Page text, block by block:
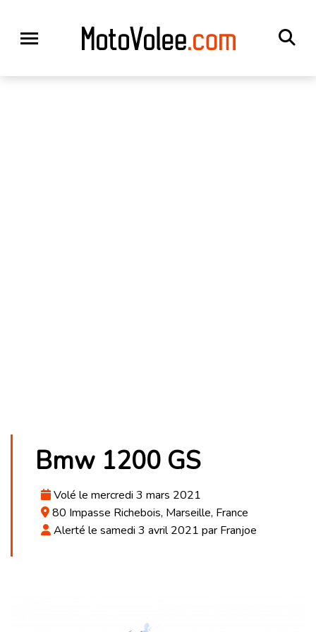
Bmw 1200 GS
Volé le mercredi 3 mars 2021
80 Impasse Richebois, Marseille, France
Alerté le samedi 3 avril 2021 par Franjoe